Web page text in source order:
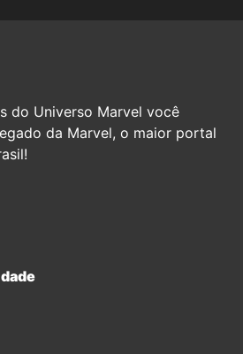
do Universo Marvel você
da Marvel, o maior portal